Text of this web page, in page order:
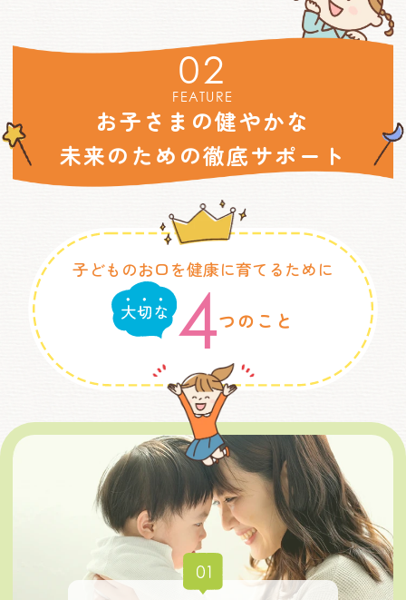
02
FEATURE
お子さまの健やかな
未来のための徹底サポート
子どものお口を健康に育てるために
4つのこと